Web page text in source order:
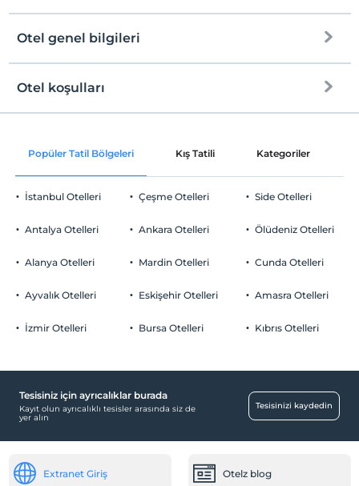
Plaja 5 km mesafededir
Kum plaj
Otel genel bilgileri
Ortak alanlar ve tüm odalar
Otopark
Ücretsiz Özel Otopark
Yiyecek & İçecek
Bahçe
Otel koşulları
Check/in
Check/out
En geç saat 11:00 ve öncesi
Evcil Hayvan
2 yaşına kadar olan bebekler ücretsizdir.
Her bir oda için 2. çocuk 12 yaşına kadar ücretsizdir
Popüler Tatil Bölgeleri Kış Tatili Kategoriler
İstanbul Otelleri
Antalya Otelleri
Alanya Otelleri
Ayvalık Otelleri
İzmir Otelleri
Çeşme Otelleri
Ankara Otelleri
Mardin Otelleri
Eskişehir Otelleri
Bursa Otelleri
Side Otelleri
Ölüdeniz Otelleri
Cunda Otelleri
Amasra Otelleri
Kıbrıs Otelleri
Tesisiniz için ayrıcalıklar burada
Kayıt olun ayrıcalıklı tesisler arasında siz de
yer alın
Tesisinizi kaydedin
Extranet Giriş Otelz blog